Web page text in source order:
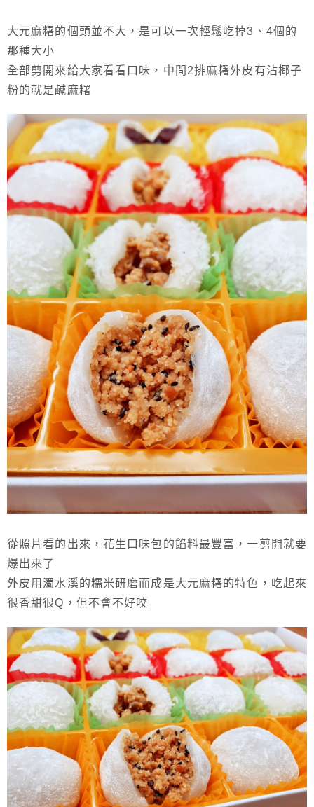
大元麻糬的個頭並不大，是可以一次輕鬆吃掉3、4個的
那種大小
全部剪開來給大家看看口味，中間2排麻糬外皮有沾椰子
粉的就是鹹麻糬
從照片看的出來，花生口味包的餡料最豐富，一剪開就要
爆出來了
外皮用濁水溪的糯米研磨而成是大元麻糬的特色，吃起來
很香甜很Q，但不會不好咬